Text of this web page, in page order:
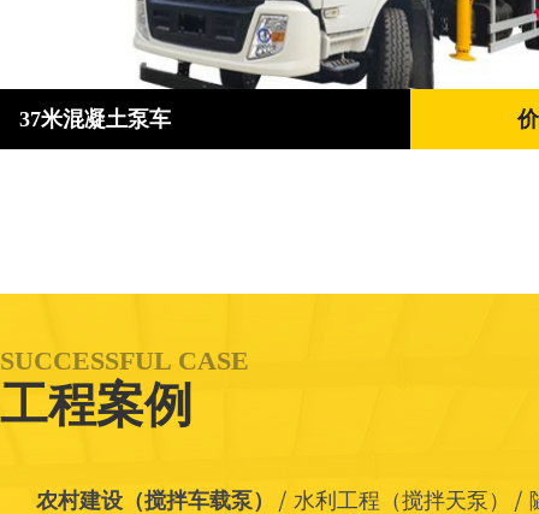
37米混凝土泵车
SUCCESSFUL CASE
工程案例
农村建设（搅拌车载泵） 水利工程（搅拌天泵）